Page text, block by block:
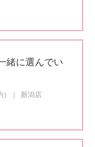
緒に選んでい
新潟店